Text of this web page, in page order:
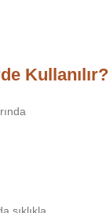
Kullanılır?